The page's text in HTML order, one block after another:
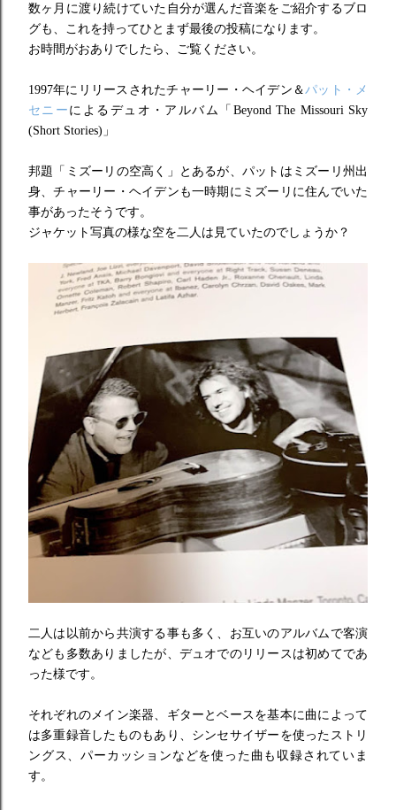
数ヶ月に渡り続けていた自分が選んだ音楽をご紹介するブロ
グも、これを持ってひとまず最後の投稿になります。
お時間がおありでしたら、ご覧ください。
1997年にリリースされたチャーリー・ヘイデン＆パット・メ
セニー によるデュオ・アルバム「Beyond The Missouri Sky
(Short Stories)」
邦題「ミズーリの空高く」とあるが、パットはミズーリ州出
身、チャーリー・ヘイデンも一時期にミズーリに住んでいた
事があったそうです。
ジャケット写真の様な空を二人は見ていたのでしょうか？
二人は以前から共演する事も多く、お互いのアルバムで客演
なども多数ありましたが、デュオでのリリースは初めてであ
った様です。
それぞれのメイン楽器、ギターとベースを基本に曲によって
は多重録音したものもあり、シンセサイザーを使ったストリ
ングス、パーカッションなどを使った曲も収録されていま
す。